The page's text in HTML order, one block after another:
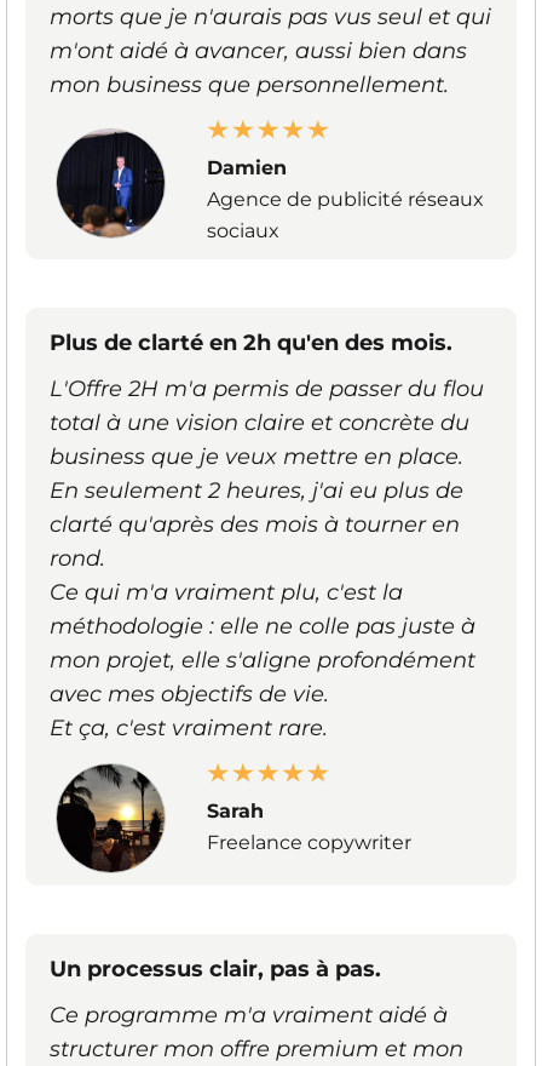
morts que je n'aurais pas vus seul et qui
m'ont aidé à avancer, aussi bien dans
mon business que personnellement.
Damien
Agence de publicité réseaux
sociaux
Plus de clarté en 2h qu'en des mois.
L'Offre 2H m'a permis de passer du flou
total à une vision claire et concrète du
business que je veux mettre en place.
En seulement 2 heures, j'ai eu plus de
clarté qu'après des mois à tourner en
rond.
Ce qui m'a vraiment plu, c'est la
méthodologie : elle ne colle pas juste à
mon projet, elle s'aligne profondément
avec mes objectifs de vie.
Et ça, c'est vraiment rare.
Sarah
Freelance copywriter
Un processus clair, pas à pas.
Ce programme m'a vraiment aidé à
structurer mon offre premium et mon